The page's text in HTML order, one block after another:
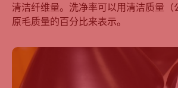
清洁纤维量。洗净率可以用清洁质量（
原毛质量的百分比来表示。